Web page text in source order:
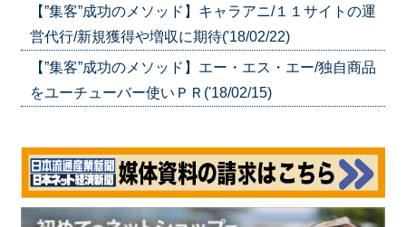
【”集客”成功のメソッド】キャラアニ/１１サイトの運
営代行/新規獲得や増収に期待('18/02/22)
【”集客”成功のメソッド】エー・エス・エー/独自商品
をユーチューバー使いＰＲ('18/02/15)